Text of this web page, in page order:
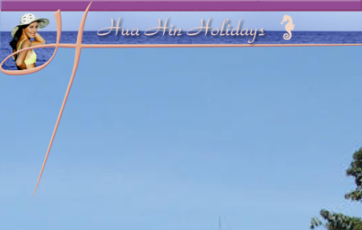
// -*- coding: utf-8 -*- echo '';